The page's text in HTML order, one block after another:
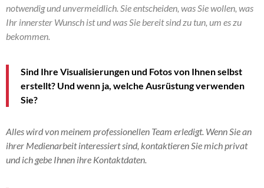
notwendig und unvermeidlich. Sie entscheiden, was Sie wollen, was
Ihr innerster Wunsch ist und was Sie bereit sind zu tun, um es zu
bekommen.
Sind Ihre Visualisierungen und Fotos von Ihnen selbst
erstellt? Und wenn ja, welche Ausrüstung verwenden
Sie?
Alles wird von meinem professionellen Team erledigt. Wenn Sie an
ihrer Medienarbeit interessiert sind, kontaktieren Sie mich privat
und ich gebe Ihnen ihre Kontaktdaten.